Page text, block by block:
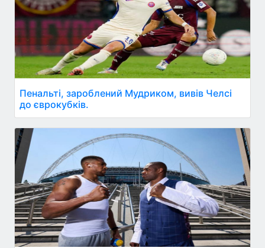
Пенальті, зароблений Мудриком, вивів Челсі
до єврокубків.